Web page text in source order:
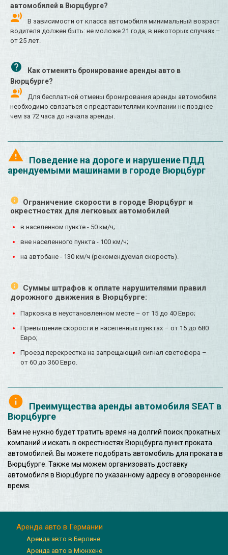
автомобилей в Вюрцбурге?
В зависимости от класса автомобиля минимальный возраст
водителя должен быть: не моложе 21 года, в некоторых случаях –
от 25 лет.
Как отменить бронирование аренды авто в
Вюрцбурге?
Для бесплатной отмены бронирования аренды автомобиля
необходимо связаться с представителями компании не позднее
чем за 72 часа до начала аренды.
Поведение на дороге и нарушение ПДД
арендуемыми машинами в городе Вюрцбург
Ограничение скорости в городе Вюрцбург и
окрестностях для легковых автомобилей
в населенном пункте - 50 км/ч;
вне населенного пункта - 100 км/ч;
на автобане - 130 км/ч (рекомендуемая скорость).
Суммы штрафов к оплате нарушителями правил
дорожного движения в Вюрцбурге:
Парковка в неустановленном месте – от 15 до 40 Евро;
Превышение скорости в населённых пунктах – от 15 до 680
Евро;
Проезд перекрестка на запрещающий сигнал светофора –
от 60 до 360 Евро.
Преимущества аренды автомобиля SEAT в
Вюрцбурге
Вам не нужно будет тратить время на долгий поиск прокатных
компаний и искать в окрестностях Вюрцбурга пункт проката
автомобилей. Вы можете подобрать автомобиль для проката в
Вюрцбурге. Также мы можем организовать доставку
автомобиля в Вюрцбурге по указанному адресу в оговоренное
время.
Аренда авто в Германии
Аренда авто в Берлине
Аренда авто в Мюнхене